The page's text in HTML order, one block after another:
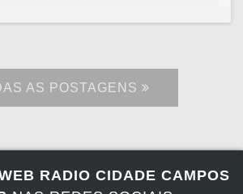
AS POSTAGENS
RADIO CIDADE CAMPOS